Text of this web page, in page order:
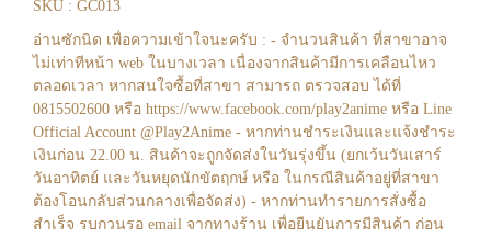
SKU : GC013
อ่านซักนิด เพื่อความเข้าใจนะครับ : - จำนวนสินค้า ที่สาขาอาจ
ไม่เท่าทีหน้า web ในบางเวลา เนื่องจากสินค้ามีการเคลือนไหว
ตลอดเวลา หากสนใจซื้อที่สาขา สามารถ ตรวจสอบ ได้ที่
0815502600 หรือ https://www.facebook.com/play2anime หรือ Line
Official Account @Play2Anime - หากท่านชำระเงินและแจ้งชำระ
เงินก่อน 22.00 น. สินค้าจะถูกจัดส่งในวันรุ่งขึ้น (ยกเว้นวันเสาร์
วันอาทิตย์ และวันหยุดนักขัตฤกษ์ หรือ ในกรณีสินค้าอยู่ที่สาขา
ต้องโอนกลับส่วนกลางเพื่อจัดส่ง) - หากท่านทำรายการสั่งซื้อ
สำเร็จ รบกวนรอ email จากทางร้าน เพื่อยืนยันการมีสินค้า ก่อน